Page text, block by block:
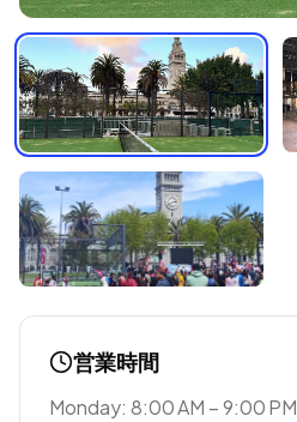
営業時間
Monday: 8:00 AM – 9:00 PM